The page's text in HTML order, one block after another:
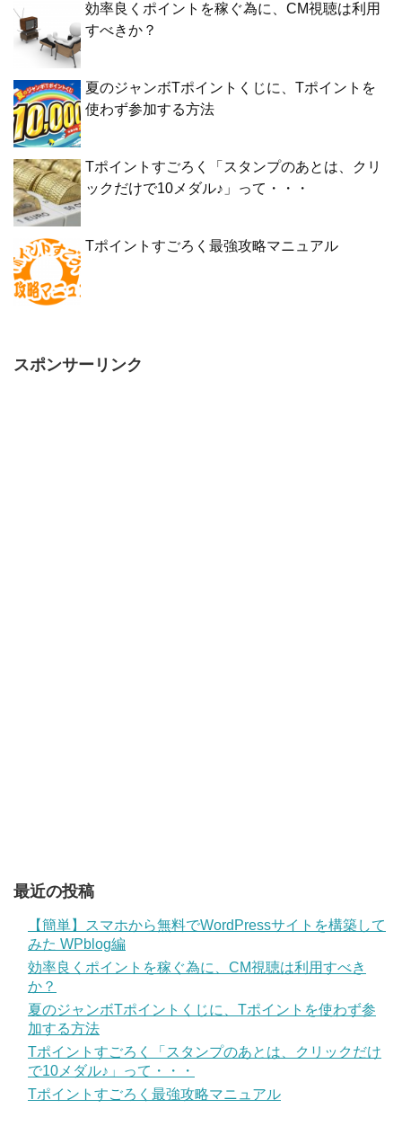
効率良くポイントを稼ぐ為に、CM視聴は利用
すべきか？
夏のジャンボTポイントくじに、Tポイントを
使わず参加する方法
Tポイントすごろく「スタンプのあとは、クリ
ックだけで10メダル♪」って・・・
Tポイントすごろく最強攻略マニュアル
スポンサーリンク
最近の投稿
【簡単】スマホから無料でWordPressサイトを構築して
みた WPblog編
効率良くポイントを稼ぐ為に、CM視聴は利用すべき
か？
夏のジャンボTポイントくじに、Tポイントを使わず参
加する方法
Tポイントすごろく「スタンプのあとは、クリックだけ
で10メダル♪」って・・・
Tポイントすごろく最強攻略マニュアル